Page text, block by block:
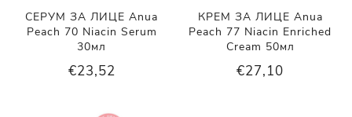
СЕРУМ ЗА ЛИЦЕ Anua
Peach 70 Niacin Serum
30мл
€23,52
КРЕМ ЗА ЛИЦЕ Anua
Peach 77 Niacin Enriched
Cream 50мл
€27,10